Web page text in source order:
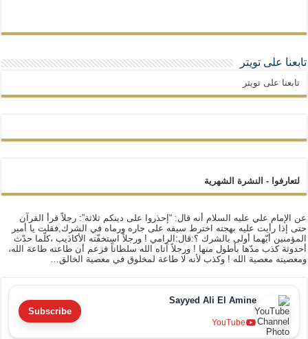
تابعنا على تويتر
تابعنا على تويتر
لتعارفوا - النشرة الشهرية
عن الإمام علي عليه السلام أنه قال: “إحذروا على دينكم ثلاثة”: رجلاً قرأ القرآن
حتى إذا رأيت عليه بهجته اخترط سيفه على جاره ورماه في الشرك,فقلت يا أمير
المؤمنين أيّهما أولى بالشرك ؟:قال:الرامي ! ورجلاً استخفّته الأكاذيب ،كلّما حدّث
أحدوثة كذب مدّها بأطول منها ! ورجلاً آتاه الله سلطاناً فزعم أن طاعته طاعة الله،
ومعصيته معصية الله ! وكذب لأنه لا طاعة لمخلوق في معصية الخالق…
Sayyed Ali El Amine
YouTube
Subscribe